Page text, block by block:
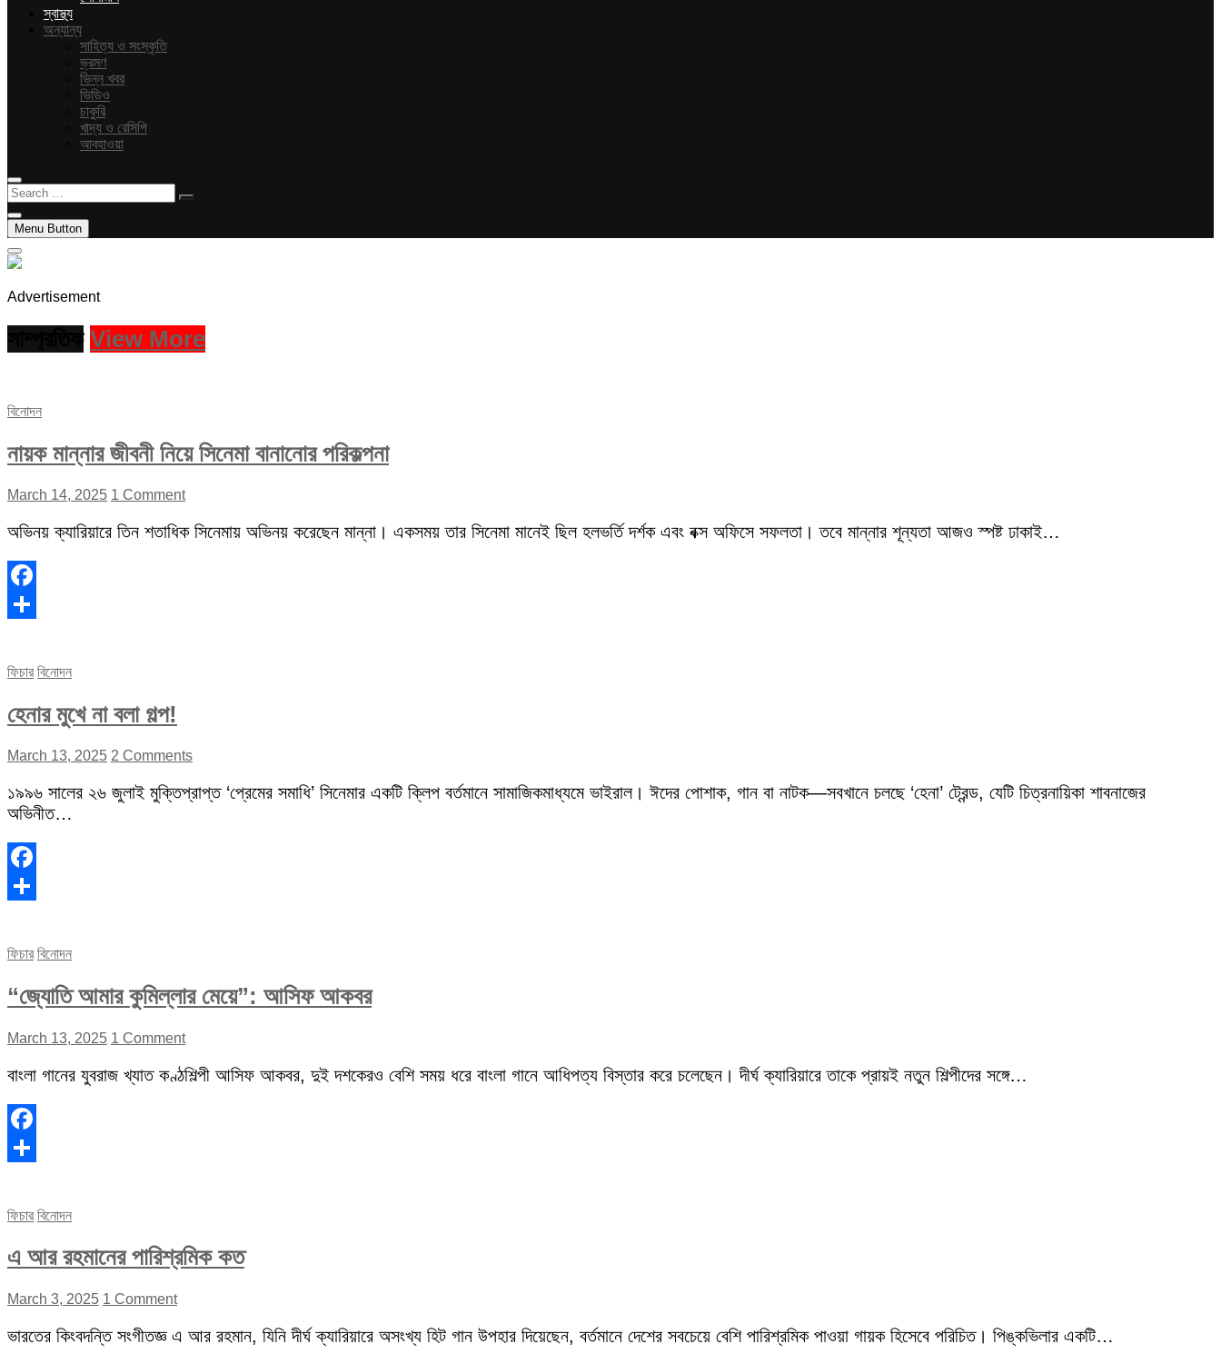
স্বাস্থ্য
অন্যান্য
সাহিত্য ও সংস্কৃতি
ভ্রমণ
ভিন্ন খবর
ভিডিও
চাকুরি
খাদ্য ও রেসিপি
আবহাওয়া
Search
…
Menu Button
Advertisement
View More
বিনোদন
নায়ক মান্নার জীবনী নিয়ে সিনেমা বানানোর পরিকল্পনা
March 14, 2025 1 Comment
অভিনয় ক্যারিয়ারে তিন শতাধিক সিনেমায় অভিনয় করেছেন মান্না। একসময় তার সিনেমা মানেই ছিল হলভর্তি দর্শক এবং বক্স অফিসে সফলতা। তবে মান্নার শূন্যতা আজও স্পষ্ট ঢাকাই…
Facebook
ফিচার বিনোদন
হেনার মুখে না বলা গল্প!
March 13, 2025 2 Comments
১৯৯৬ সালের ২৬ জুলাই মুক্তিপ্রাপ্ত ‘প্রেমের সমাধি’ সিনেমার একটি ক্লিপ বর্তমানে সামাজিকমাধ্যমে ভাইরাল। ঈদের পোশাক, গান বা নাটক—সবখানে চলছে ‘হেনা’ ট্রেন্ড, যেটি চিত্রনায়িকা শাবনাজের
অভিনীত…
Facebook
ফিচার বিনোদন
“জ্যোতি আমার কুমিল্লার মেয়ে”: আসিফ আকবর
March 13, 2025 1 Comment
বাংলা গানের যুবরাজ খ্যাত কণ্ঠশিল্পী আসিফ আকবর, দুই দশকেরও বেশি সময় ধরে বাংলা গানে আধিপত্য বিস্তার করে চলেছেন। দীর্ঘ ক্যারিয়ারে তাকে প্রায়ই নতুন শিল্পীদের সঙ্গে…
Facebook
ফিচার বিনোদন
এ আর রহমানের পারিশ্রমিক কত
March 3, 2025 1 Comment
ভারতের কিংবদন্তি সংগীতজ্ঞ এ আর রহমান, যিনি দীর্ঘ ক্যারিয়ারে অসংখ্য হিট গান উপহার দিয়েছেন, বর্তমানে দেশের সবচেয়ে বেশি পারিশ্রমিক পাওয়া গায়ক হিসেবে পরিচিত। পিঙ্কভিলার একটি…